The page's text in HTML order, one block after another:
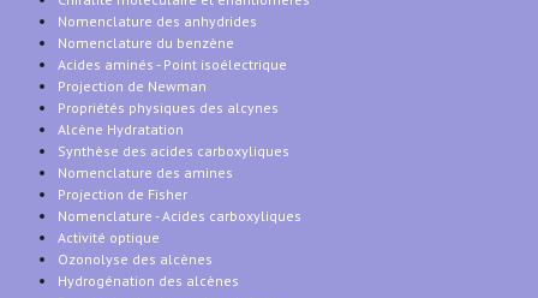
Nomenclature des anhydrides
Nomenclature du benzène
Acides aminés - Point isoélectrique
Projection de Newman
Propriétés physiques des alcynes
Alcène Hydratation
Synthèse des acides carboxyliques
Nomenclature des amines
Projection de Fisher
Nomenclature - Acides carboxyliques
Activité optique
Ozonolyse des alcènes
Hydrogénation des alcènes